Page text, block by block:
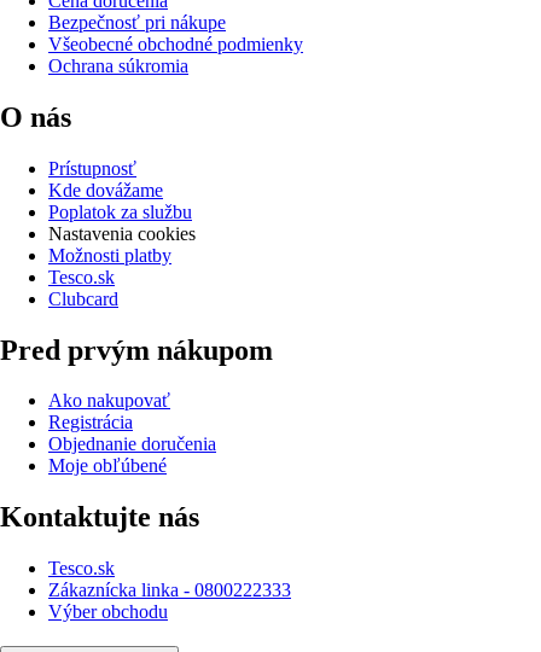
Bezpečnosť pri nákupe
Všeobecné obchodné podmienky
Ochrana súkromia
O nás
Prístupnosť
Kde dovážame
Poplatok za službu
Nastavenia cookies
Možnosti platby
Tesco.sk
Clubcard
Pred prvým nákupom
Ako nakupovať
Registrácia
Objednanie doručenia
Moje obľúbené
Kontaktujte nás
Tesco.sk
Zákaznícka linka - 0800222333
Výber obchodu